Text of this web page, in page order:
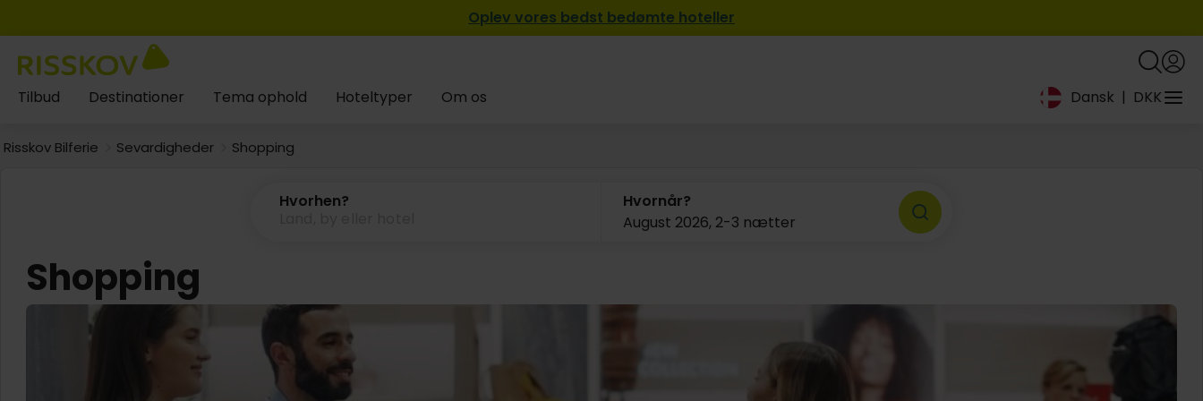
Oplev vores bedst bedømte hoteller
Tilbud Destinationer Tema ophold Hoteltyper Om os Dansk | DKK
Risskov Bilferie Sevardigheder Shopping
Hvorhen?
Hvornår?
August 2026, 2-3 nætter
Shopping